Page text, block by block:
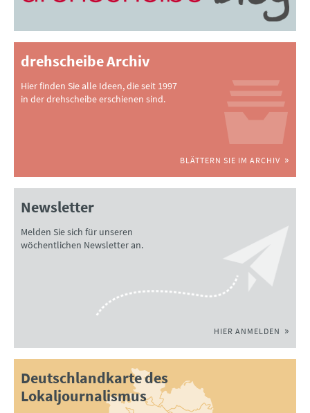
drehscheibe Archiv
Hier finden Sie alle Ideen, die seit 1997
in der drehscheibe erschienen sind.
BLÄTTERN SIE IM ARCHIV
Newsletter
Melden Sie sich für unseren
wöchentlichen Newsletter an.
HIER ANMELDEN
Deutschlandkarte des
Lokaljournalismus